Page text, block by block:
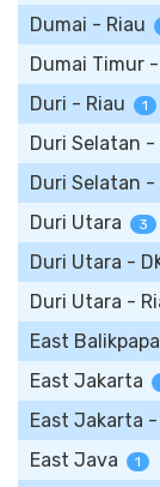
Dumai - Riau
Dumai Timur
Duri - Riau 1
Duri Selatan -
Duri Selatan -
Duri Utara 3
Duri Utara -
Duri Utara -
East
East Jakarta
East Jakarta
East Java 1